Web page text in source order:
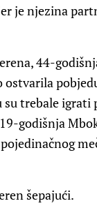
je njezina
44-
ostvarila
trebale igrati
godišnja
šepajući.